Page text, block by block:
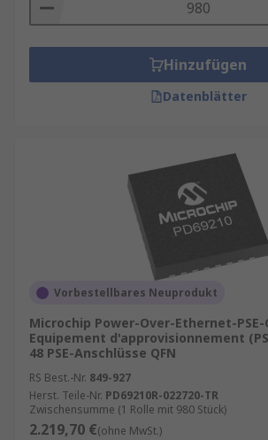
Hinzufügen
Datenblätter
Vorbestellbares Neuprodukt
Microchip Power-Over-Ethernet-
Equipement d'approvisionnement
48 PSE-Anschlüsse QFN
RS Best.-Nr. 849-927
Herst. Teile-Nr. PD69210R-022720-TR
Zwischensumme (1 Rolle mit 980 Stück)
2.219,70 €(ohne MwSt.)